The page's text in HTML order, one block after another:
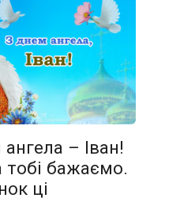
– Іван!
тобі бажаємо.
ці